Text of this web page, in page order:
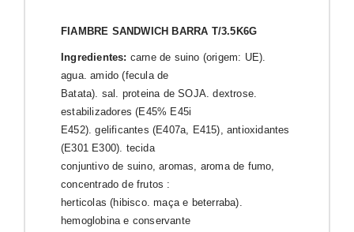
FIAMBRE SANDWICH BARRA T/3.5K6G
Ingredientes: carne de suino (origem: UE).
agua. amido (fecula de
Batata). sal. proteina de SOJA. dextrose.
estabilizadores (E45% E45i
E452). gelificantes (E407a, E415), antioxidantes
(E301 E300). tecida
conjuntivo de suino, aromas, aroma de fumo,
concentrado de frutos :
herticolas (hibisco. maça e beterraba).
hemoglobina e conservante